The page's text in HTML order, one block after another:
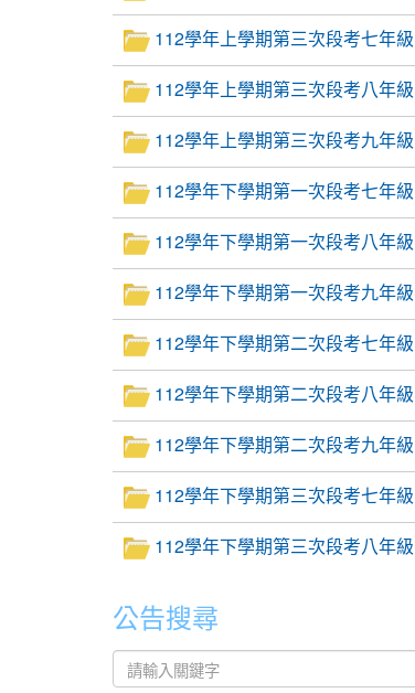
112學年上學期第三次段考七年級
112學年上學期第三次段考八年級
112學年上學期第三次段考九年級
112學年下學期第一次段考七年級
112學年下學期第一次段考八年級
112學年下學期第一次段考九年級
112學年下學期第二次段考七年級
112學年下學期第二次段考八年級
112學年下學期第二次段考九年級
112學年下學期第三次段考七年級
112學年下學期第三次段考八年級
公告搜尋